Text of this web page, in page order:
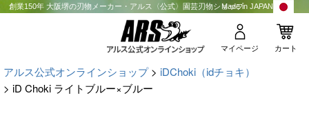
創業150年 大阪堺の刃物メーカー・アルス〈公式〉園芸刃物ショップMade in JAPAN
マイページ カート
アルス公式オンラインショップ
iDChoki（idチョキ）
iD Choki ライトブルー×ブルー